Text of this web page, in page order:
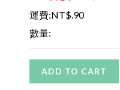
運費:NT$.90
數量:
ADD TO CART